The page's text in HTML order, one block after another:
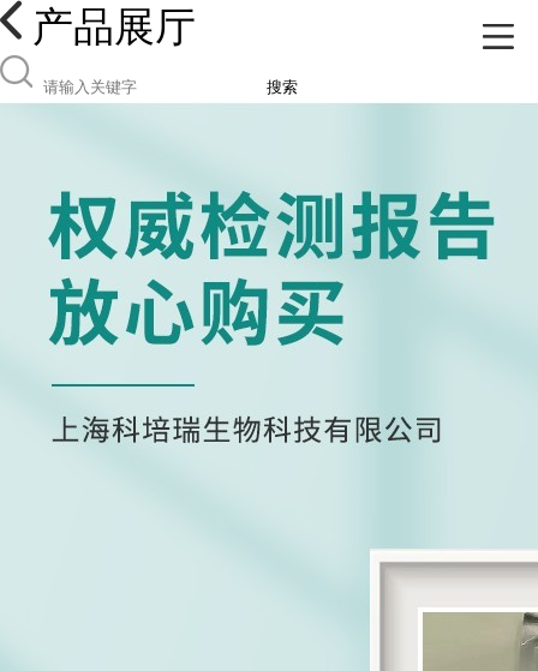
产品展厅
搜索